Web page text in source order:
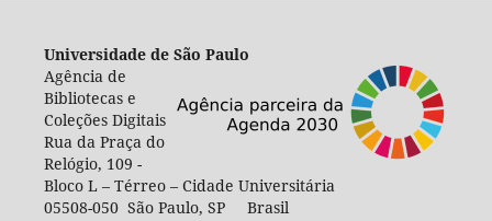
Universidade de São Paulo
Agência de
Bibliotecas e
Coleções Digitais
Rua da Praça do
Relógio, 109 -
Bloco L – Térreo – Cidade Universitária
05508-050 São Paulo, SP Brasil